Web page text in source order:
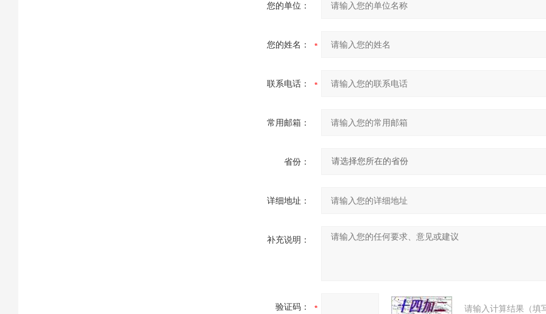
您的单位：
您的姓名：
联系电话：
常用邮箱：
省份：
详细地址：
补充说明：
验证码： 请输入计算结果（填